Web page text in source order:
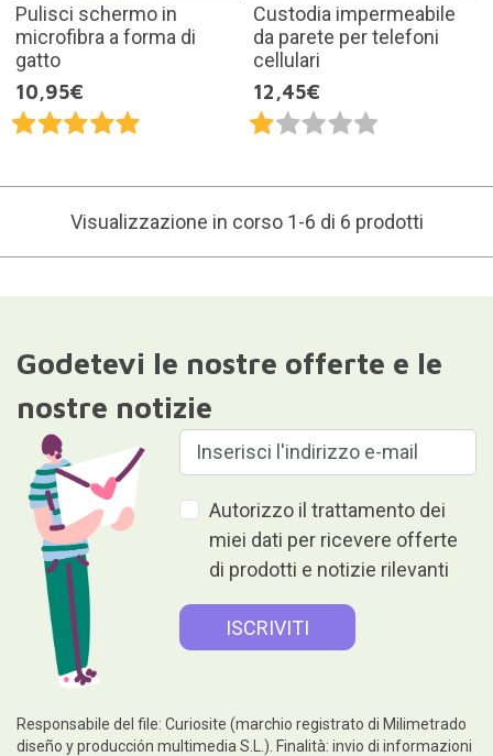
Pulisci schermo in
microfibra a forma di
gatto
10,95€
Custodia impermeabile
da parete per telefoni
cellulari
12,45€
Visualizzazione in corso 1-6 di 6 prodotti
Godetevi le nostre offerte e le
nostre notizie
Autorizzo il trattamento dei
miei dati per ricevere offerte
di prodotti e notizie rilevanti
Responsabile del file: Curiosite (marchio registrato di Milimetrado
diseño y producción multimedia S.L.). Finalità: invio di informazioni